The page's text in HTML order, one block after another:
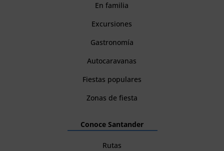
En familia
Excursiones
Gastronomía
Autocaravanas
Fiestas populares
Zonas de fiesta
Conoce Santander
Rutas